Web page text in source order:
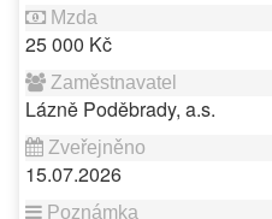
25 000 Kč
Lázně Poděbrady, a.s.
15.07.2026